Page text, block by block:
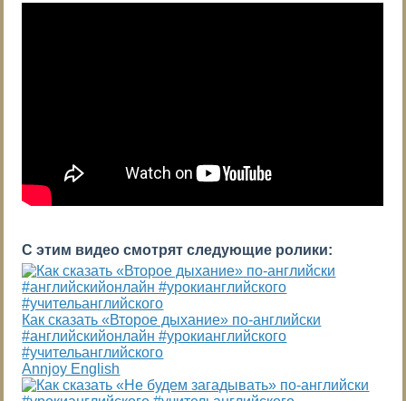
С этим видео смотрят следующие ролики:
Как сказать «Второе дыхание» по-английски
#английскийонлайн #урокианглийского
#учительанглийского
Annjoy English